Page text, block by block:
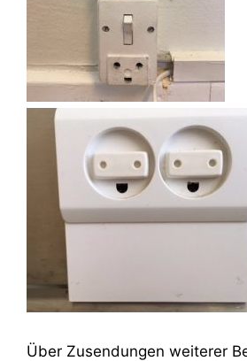
Über Zusendungen weiterer